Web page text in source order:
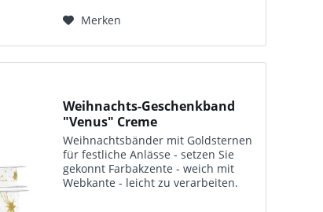
Merken
Weihnachts-Geschenkband
"Venus" Creme
Weihnachts­bänder mit Gold­sternen
für fest­liche Anlässe - setzen Sie
gekonnt Farb­akzente - weich mit
Webk­ante - leicht zu verarbeiten.